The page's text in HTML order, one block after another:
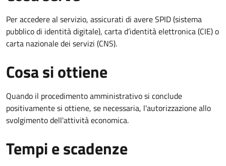
Per accedere al servizio, assicurati di avere SPID (sistema
pubblico di identità digitale), carta d’identità elettronica (CIE) o
carta nazionale dei servizi (CNS).
Cosa si ottiene
Quando il procedimento amministrativo si conclude
positivamente si ottiene, se necessaria, l'autorizzazione allo
svolgimento dell'attività economica.
Tempi e scadenze